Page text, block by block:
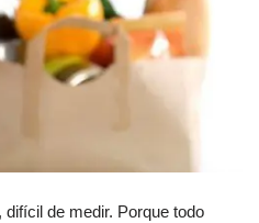
de medir. Porque todo